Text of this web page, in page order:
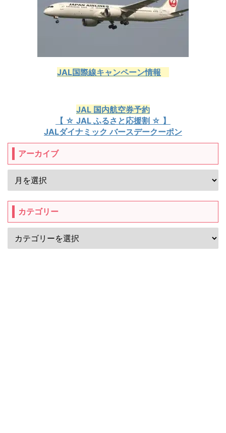
JAL国際線キャンペーン情報
JAL 国内航空券予約
【 ☆ JAL ふるさと応援割 ☆ 】
JALダイナミック バースデークーポン
アーカイブ
カテゴリー